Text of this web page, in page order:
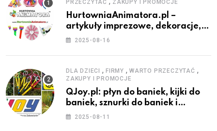
PRZECZYTAĆ
ZAKUPY I PROMOCJE
HurtowniaAnimatora.pl –
artykuły imprezowe, dekoracje,
stroje i akcesoria dla animatorów
2025-08-16
DLA DZIECI , FIRMY , WARTO PRZECZYTAĆ ,
ZAKUPY I PROMOCJE
QJoy.pl: płyn do baniek, kijki do
baniek, sznurki do baniek i
zestawy do baniek
2025-08-11